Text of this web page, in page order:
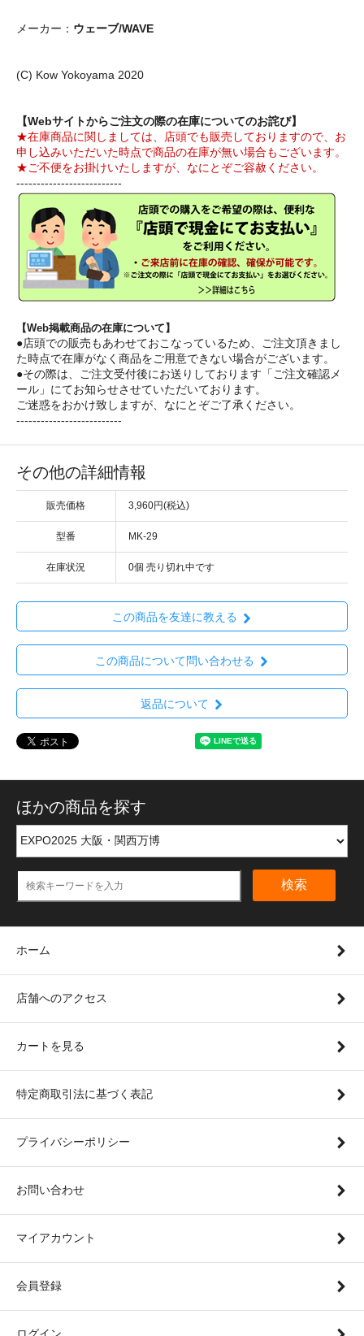
メーカー： ウェーブ/WAVE
(C) Kow Yokoyama 2020
【Webサイトからご注文の際の在庫についてのお詫び】
★在庫商品に関しましては、店頭でも販売しておりますので、お
申し込みいただいた時点で商品の在庫が無い場合もございます。
★ご不便をお掛けいたしますが、なにとぞご容赦ください。
--------------------------
【Web掲載商品の在庫について】
●店頭での販売もあわせておこなっているため、ご注文頂きまし
た時点で在庫がなく商品をご用意できない場合がございます。
●その際は、ご注文受付後にお送りしております「ご注文確認メ
ール」にてお知らせさせていただいております。
ご迷惑をおかけ致しますが、なにとぞご了承ください。
--------------------------
その他の詳細情報
販売価格 3,960円(税込)
型番 MK-29
在庫状況 0個 売り切れ中です
この商品を友達に教える
この商品について問い合わせる
返品について
ほかの商品を探す
検索
ホーム
店舗へのアクセス
カートを見る
特定商取引法に基づく表記
プライバシーポリシー
お問い合わせ
マイアカウント
会員登録